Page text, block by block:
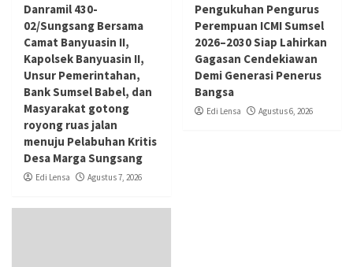
Danramil 430-
02/Sungsang Bersama
Camat Banyuasin II,
Kapolsek Banyuasin II,
Unsur Pemerintahan,
Bank Sumsel Babel, dan
Masyarakat gotong
royong ruas jalan
menuju Pelabuhan Kritis
Desa Marga Sungsang
Edi Lensa Agustus 7, 2026
Pengukuhan Pengurus
Perempuan ICMI Sumsel
2026–2030 Siap Lahirkan
Gagasan Cendekiawan
Demi Generasi Penerus
Bangsa
Edi Lensa Agustus 6, 2026